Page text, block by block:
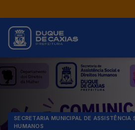
SECRETARIA MUNICIPAL DE ASSISTÊNCIA
HUMANOS